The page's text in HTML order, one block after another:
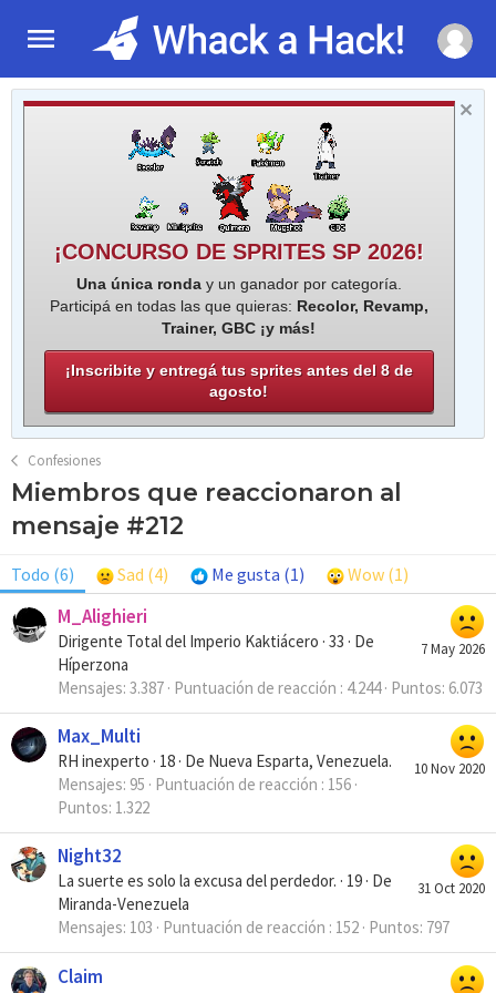
¡CONCURSO DE SPRITES SP 2026!
Una única ronday un ganador por categoría.
Participá en todas las que quieras: Recolor, Revamp,
Trainer, GBC ¡y más!
¡Inscribite y entregá tus sprites antes del 8 de
agosto!
Confesiones
Miembros que reaccionaron al
mensaje #212
Todo (6) Sad (4) Me gusta (1) Wow (1)
7 May 2026
M_Alighieri
Dirigente Total del Imperio Kaktiácero · 33 · De
Híperzona
Mensajes 3.387 Puntuación de reacción 4.244 Puntos 6.073
10 Nov 2020
Max_Multi
RH inexperto · 18 · De Nueva Esparta, Venezuela.
Mensajes 95 Puntuación de reacción 156
Puntos 1.322
31 Oct 2020
Night32
La suerte es solo la excusa del perdedor. · 19 · De
Miranda-Venezuela
Mensajes 103 Puntuación de reacción 152 Puntos 797
Claim